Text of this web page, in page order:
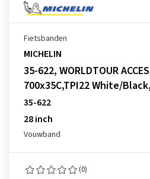
Fietsbanden
MICHELIN
35-622, WORLDTOUR
700x35C,TPI22 White/
35-622
28 inch
Vouwband
(0)